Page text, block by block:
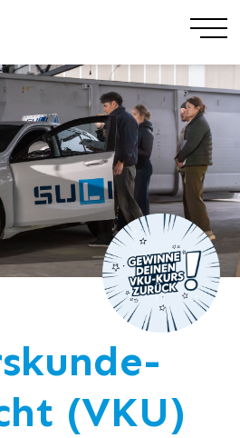
(VKU)